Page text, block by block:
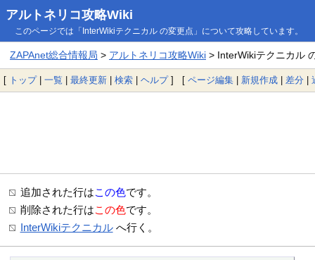
アルトネリコ攻略Wiki
このページでは「InterWikiテクニカル の変更点」について攻略しています。
ZAPAnet総合情報局 > アルトネリコ攻略Wiki> InterWikiテクニカル
[ トップ| 一覧 | 最終更新 | 検索 | ヘルプ] [ ページ編集 | 新規作成 | 差分 |
追加された行はこの色です。
削除された行はこの色です。
InterWikiテクニカルへ行く。